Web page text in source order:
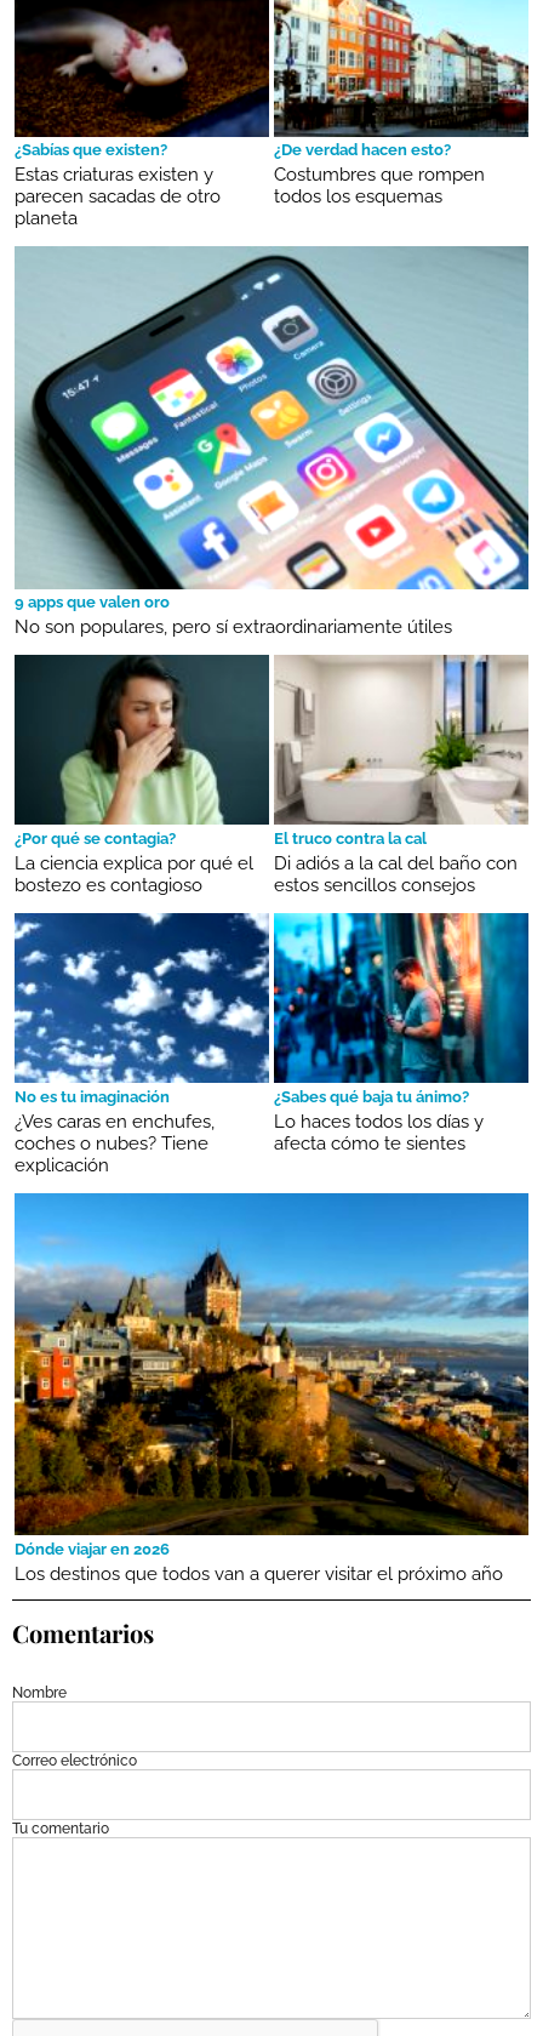
¿Sabías que existen?
Estas criaturas existen y
parecen sacadas de otro
planeta
¿De verdad hacen esto?
Costumbres que rompen
todos los esquemas
9 apps que valen oro
No son populares, pero sí extraordinariamente útiles
¿Por qué se contagia?
La ciencia explica por qué el
bostezo es contagioso
El truco contra la cal
Di adiós a la cal del baño con
estos sencillos consejos
No es tu imaginación
¿Ves caras en enchufes,
coches o nubes? Tiene
explicación
¿Sabes qué baja tu ánimo?
Lo haces todos los días y
afecta cómo te sientes
Dónde viajar en 2026
Los destinos que todos van a querer visitar el próximo año
Comentarios
Nombre
Correo electrónico
Tu comentario